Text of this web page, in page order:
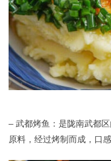
– 武都烤鱼：是陇南武都
原料，经过烤制而成，口